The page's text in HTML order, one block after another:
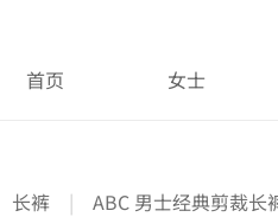
首页 女士
长裤 | ABC 男士经典剪裁